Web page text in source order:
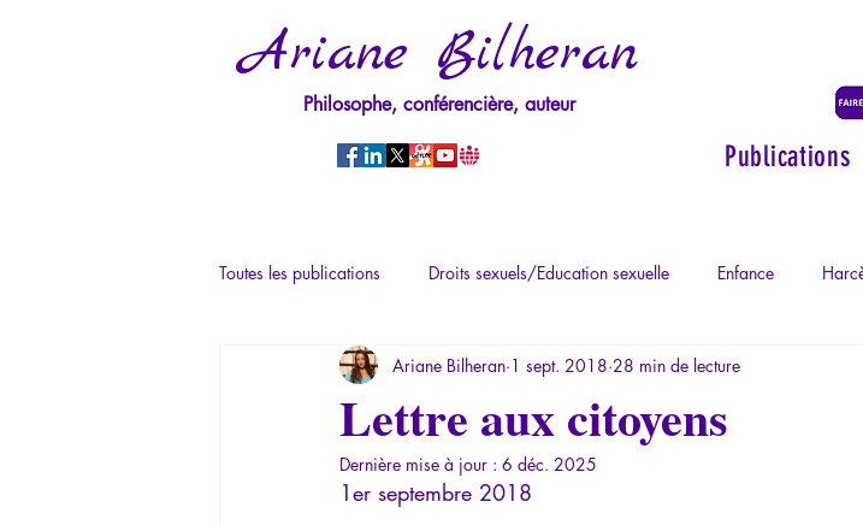
Ariane Bilheran
Philosophe, conférencière, auteur
Publications
Toutes les publications Droits sexuels/Education sexuelle Enfance
Mythologie - Savoir des Anciens Philosopher par les mythes grecs
Psychopathologie du Pouvoir Psychopathologie du Totalitarisme
Lettre aux citoyens
Ariane Bilheran 1 sept. 2018 28 min de lecture
Dernière mise à jour : 6 déc. 2025
1er septembre 2018